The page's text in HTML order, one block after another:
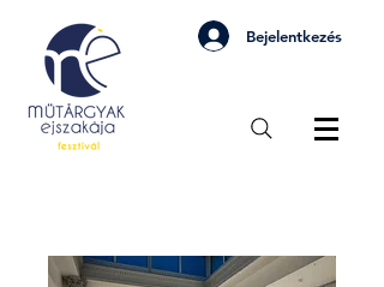
Bejelentkezés